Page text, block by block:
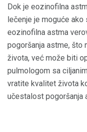
Dok je eozinofilna
lečenje je moguće
eozinofilna astma
pogoršanja astme, što
života, već može biti
pulmologom sa
vratite kvalitet života
učestalost pogoršanja